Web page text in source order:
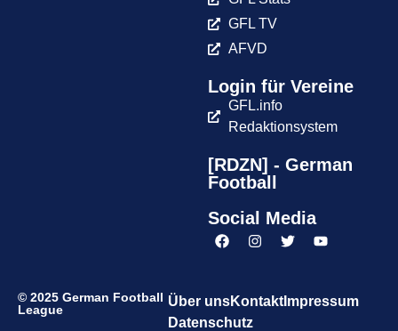
GFL TV
AFVD
Login für Vereine
GFL.info
Redaktionsystem
[RDZN] - German
Football
Social Media
© 2025 German Football
League
Über unsKontaktImpressum
Datenschutz